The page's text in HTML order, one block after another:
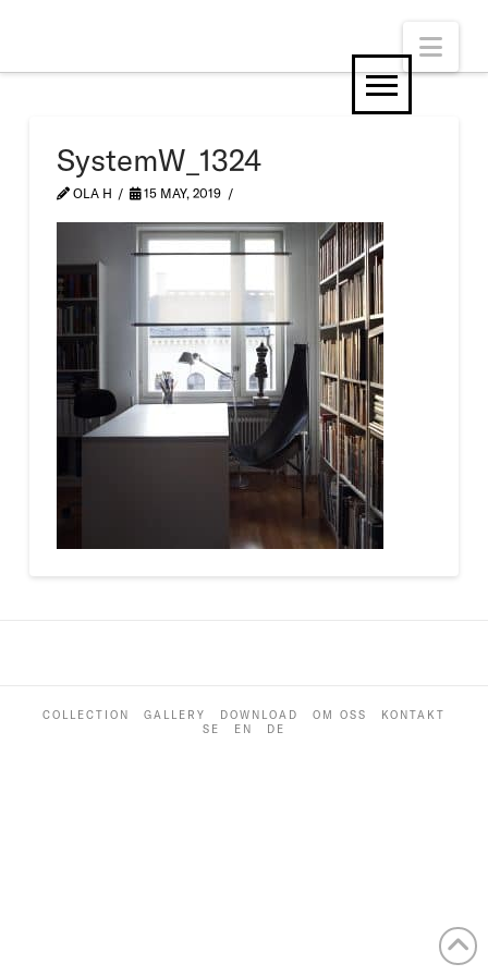
SystemW_1324
OLA H 15 MAY, 2019
COLLECTION GALLERY DOWNLOAD OM OSS
KONTAKT
SE
EN DE